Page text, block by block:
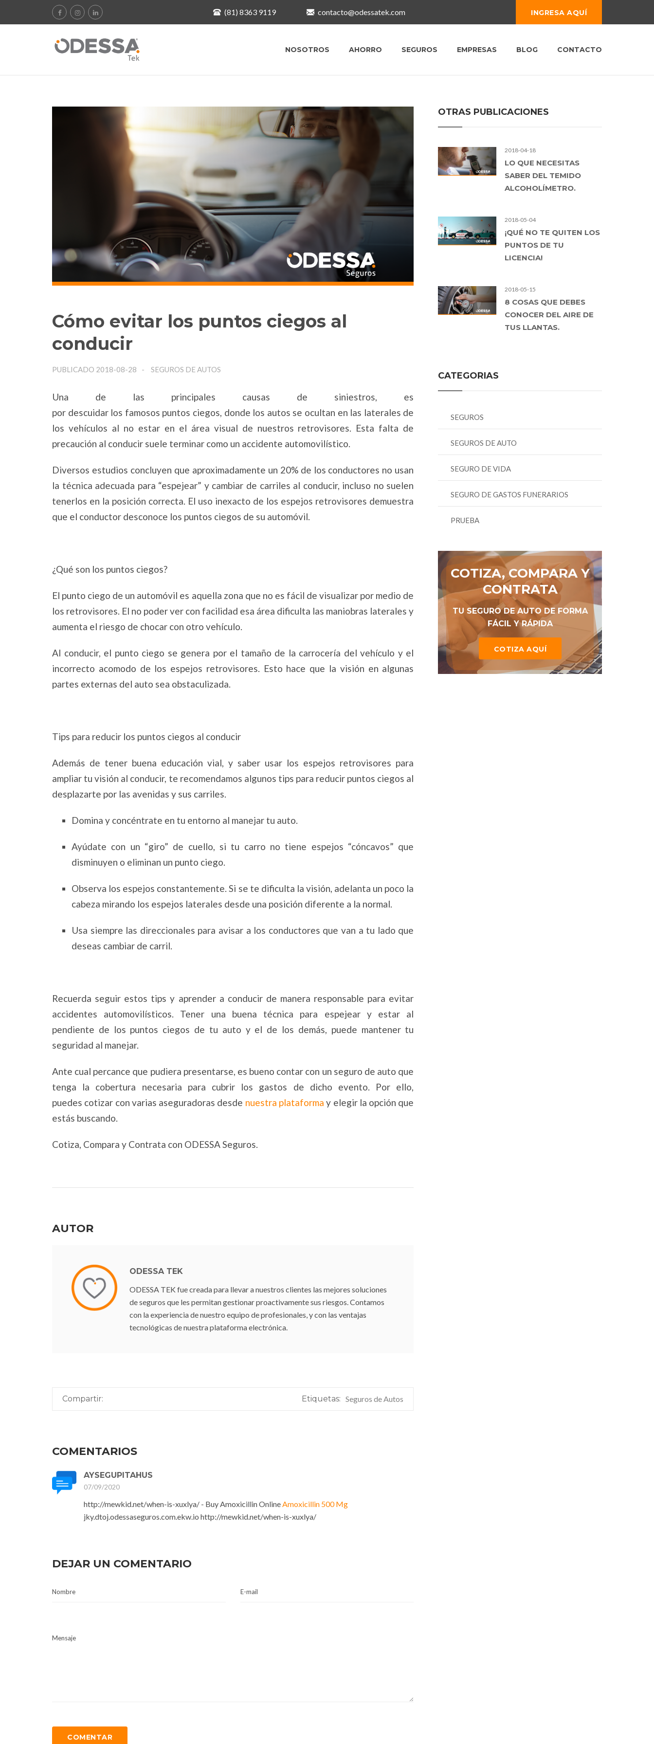
(81) 8363 9119 contacto@odessatek.com INGRESA AQUÍ
NOSOTROS AHORRO SEGUROS EMPRESAS BLOG CONTACTO
Cómo evitar los puntos ciegos al
conducir
PUBLICADO 2018-08-28 SEGUROS DE AUTOS
Una de las principales causas de siniestros, es
por descuidar los famosos puntos ciegos, donde los autos se ocultan en las laterales de
los vehículos al no estar en el área visual de nuestros retrovisores. Esta falta de
precaución al conducir suele terminar como un accidente automovilístico.
Diversos estudios concluyen que aproximadamente un 20% de los conductores no usan
la técnica adecuada para “espejear” y cambiar de carriles al conducir, incluso no suelen
tenerlos en la posición correcta. El uso inexacto de los espejos retrovisores demuestra
que el conductor desconoce los puntos ciegos de su automóvil.
¿Qué son los puntos ciegos?
El punto ciego de un automóvil es aquella zona que no es fácil de visualizar por medio de
los retrovisores. El no poder ver con facilidad esa área dificulta las maniobras laterales y
aumenta el riesgo de chocar con otro vehículo.
Al conducir, el punto ciego se genera por el tamaño de la carrocería del vehículo y el
incorrecto acomodo de los espejos retrovisores. Esto hace que la visión en algunas
partes externas del auto sea obstaculizada.
Tips para reducir los puntos ciegos al conducir
Además de tener buena educación vial, y saber usar los espejos retrovisores para
ampliar tu visión al conducir, te recomendamos algunos tips para reducir puntos ciegos al
desplazarte por las avenidas y sus carriles.
Domina y concéntrate en tu entorno al manejar tu auto.
Ayúdate con un “giro” de cuello, si tu carro no tiene espejos “cóncavos” que
disminuyen o eliminan un punto ciego.
Observa los espejos constantemente. Si se te dificulta la visión, adelanta un poco la
cabeza mirando los espejos laterales desde una posición diferente a la normal.
Usa siempre las direccionales para avisar a los conductores que van a tu lado que
deseas cambiar de carril.
Recuerda seguir estos tips y aprender a conducir de manera responsable para evitar
accidentes automovilísticos. Tener una buena técnica para espejear y estar al
pendiente de los puntos ciegos de tu auto y el de los demás, puede mantener tu
seguridad al manejar.
Ante cual percance que pudiera presentarse, es bueno contar con un seguro de auto que
tenga la cobertura necesaria para cubrir los gastos de dicho evento. Por ello,
puedes cotizar con varias aseguradoras desde nuestra plataforma y elegir la opción que
estás buscando.
Cotiza, Compara y Contrata con ODESSA Seguros.
AUTOR
ODESSA TEK
ODESSA TEK fue creada para llevar a nuestros clientes las mejores soluciones
de seguros que les permitan gestionar proactivamente sus riesgos. Contamos
con la experiencia de nuestro equipo de profesionales, y con las ventajas
tecnológicas de nuestra plataforma electrónica.
Compartir: Etiquetas: Seguros de Autos
COMENTARIOS
AYSEGUPITAHUS
07/09/2020
http://mewkid.net/when-is-xuxlya/ - Buy Amoxicillin OnlineAmoxicillin 500 Mg
jky.dtoj.odessaseguros.com.ekw.io http://mewkid.net/when-is-xuxlya/
DEJAR UN COMENTARIO
Nombre E-mail
Mensaje
COMENTAR
OTRAS PUBLICACIONES
2018-04-18
LO QUE NECESITAS
SABER DEL TEMIDO
ALCOHOLÍMETRO.
2018-05-04
¡QUÉ NO TE QUITEN LOS
PUNTOS DE TU
LICENCIA!
2018-05-15
8 COSAS QUE DEBES
CONOCER DEL AIRE DE
TUS LLANTAS.
CATEGORIAS
SEGUROS
SEGUROS DE AUTO
SEGURO DE VIDA
SEGURO DE GASTOS FUNERARIOS
PRUEBA
COTIZA, COMPARA Y
CONTRATA
TU SEGURO DE AUTO DE FORMA
FÁCIL Y RÁPIDA
COTIZA AQUÍ